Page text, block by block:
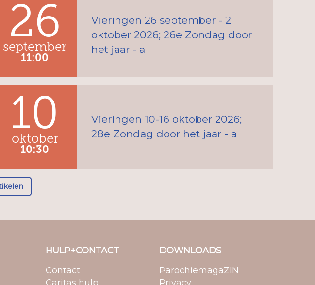
26
september
11:00
Vieringen 26 september - 2
oktober 2026; 26e Zondag door
het jaar - a
10
oktober
10:30
Vieringen 10-16 oktober 2026;
28e Zondag door het jaar - a
HULP+CONTACT
Contact
Caritas hulp
DOWNLOADS
ParochiemagaZIN
Privacy